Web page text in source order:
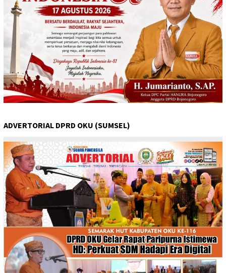
ADVERTORIAL DPRD OKU (SUMSEL)